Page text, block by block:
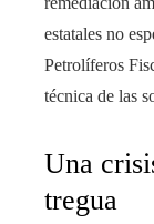
estatales no
Petrolíferos
técnica de las
Una
tregua